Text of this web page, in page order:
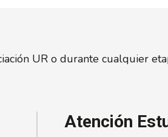
UR o durante cualquier
Atención